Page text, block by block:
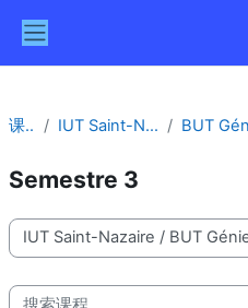
课程 IUT Saint-Nazaire
Semestre 3
课程类别
搜索课程